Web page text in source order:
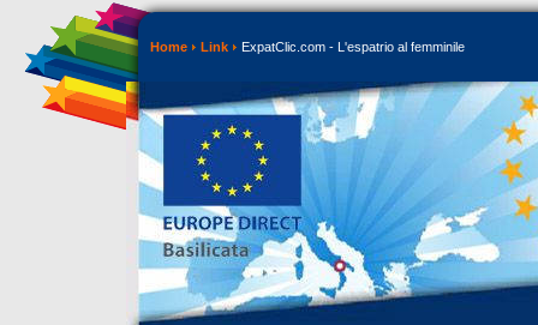
Home Link ExpatClic.com - L'espatrio al femminile